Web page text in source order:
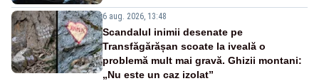
6 aug. 2026, 13:48
Scandalul inimii desenate pe
Transfăgărășan scoate la iveală o
problemă mult mai gravă. Ghizii montani:
„Nu este un caz izolat”